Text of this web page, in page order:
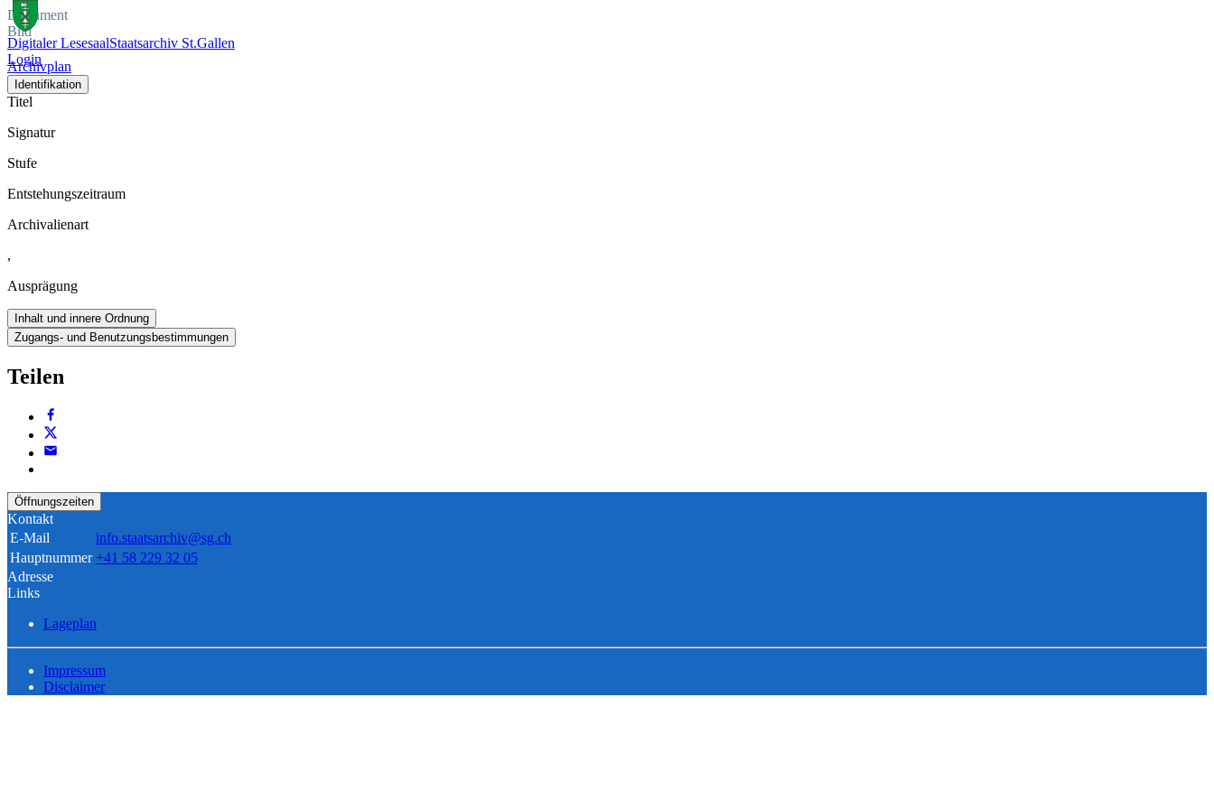
Digitaler LesesaalStaatsarchiv St.Gallen
Login
Dokument
Bild
Archivplan
Identifikation
Titel
Signatur
Stufe
Entstehungszeitraum
Archivalienart
,
Ausprägung
Inhalt und innere Ordnung
Zugangs- und Benutzungsbestimmungen
Teilen
Öffnungszeiten
Kontakt
E-Mail
info.staatsarchiv@sg.ch
Hauptnummer +41 58 229 32 05
Adresse
Links
Lageplan
Impressum
Disclaimer